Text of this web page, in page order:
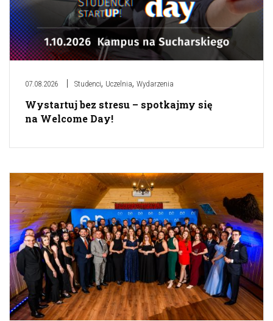
07.08.2026 Studenci, Uczelnia, Wydarzenia
Wystartuj bez stresu – spotkajmy się
na Welcome Day!